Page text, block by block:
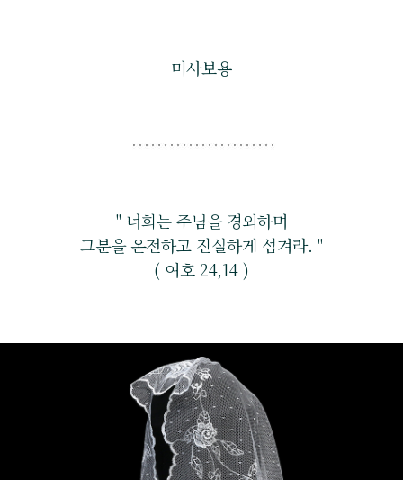
미사보용
" 너희는 주님을 경외하며
그분을 온전하고 진실하게 섬겨라. "
( 여호 24,14 )